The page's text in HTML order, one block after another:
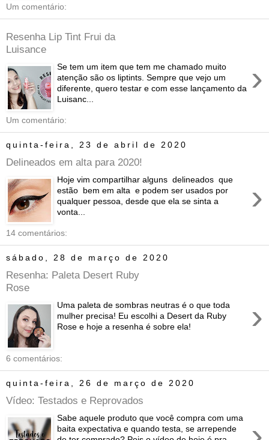
Um comentário:
Resenha Lip Tint Frui da
Luisance
›
Se tem um item que tem me chamado muito
atenção são os liptints. Sempre que vejo um
diferente, quero testar e com esse lançamento da
Luisanc...
Um comentário:
quinta-feira, 23 de abril de 2020
Delineados em alta para 2020!
›
Hoje vim compartilhar alguns delineados que
estão bem em alta e podem ser usados por
qualquer pessoa, desde que ela se sinta a
vonta...
14 comentários:
sábado, 28 de março de 2020
Resenha: Paleta Desert Ruby
Rose
›
Uma paleta de sombras neutras é o que toda
mulher precisa! Eu escolhi a Desert da Ruby
Rose e hoje a resenha é sobre ela!
6 comentários:
quinta-feira, 26 de março de 2020
Vídeo: Testados e Reprovados
Sabe aquele produto que você compra com uma
baita expectativa e quando testa, se arrepende